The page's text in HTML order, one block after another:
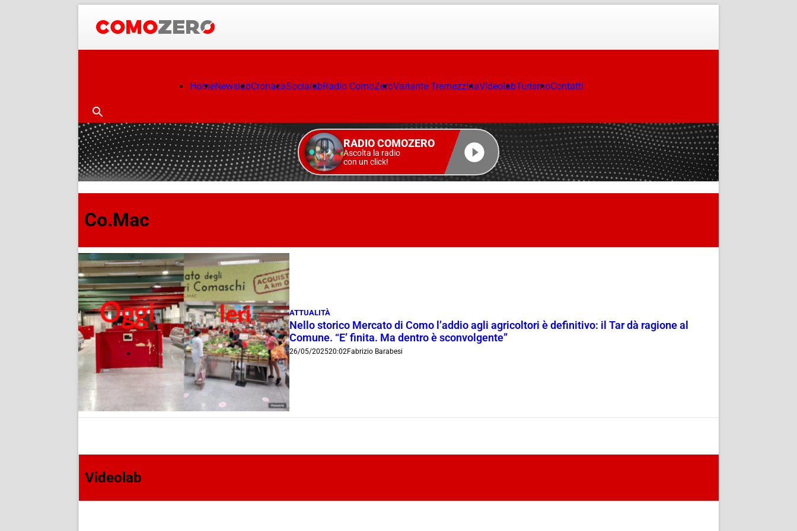
HomeNewslabCronacaSocialabRadio ComoZeroVariante TremezzinaVideolabTurismoContatti
RADIO COMOZERO
Ascolta la radio
con un click!
Co.Mac
ATTUALITÀ
Nello storico Mercato di Como l’addio agli agricoltori è definitivo: il Tar dà ragione al
Comune. “E’ finita. Ma dentro è sconvolgente”
26/05/202520:02Fabrizio Barabesi
Videolab